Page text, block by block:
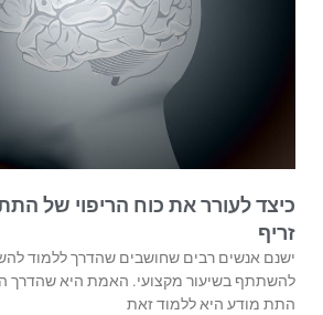
כיצד לעורר את כוח הריפוי של
זריף
ישנם אנשים רבים שחושבים שהדרך ללמוד
להשתתף בשיעור מקצועי. האמת היא שהדרך
התת מודע היא ללמוד זאת